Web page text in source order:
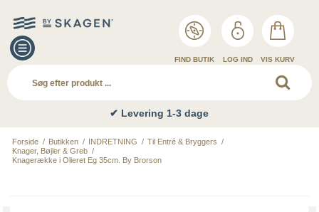
FIND BUTIK LOG IND VIS KURV
✔ Levering 1-3 dage
Forside / Butikken / INDRETNING / Til Entré & Bryggers /
Knager, Bøjler & Greb /
Knagerække i Olieret Eg 35cm. By Brorson